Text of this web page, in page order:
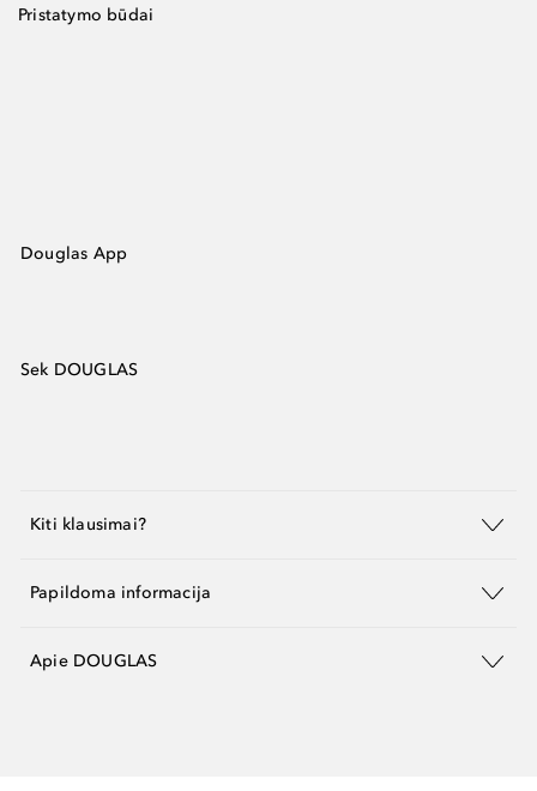
Pristatymo būdai
Douglas App
Sek DOUGLAS
Kiti klausimai?
Papildoma informacija
Apie DOUGLAS